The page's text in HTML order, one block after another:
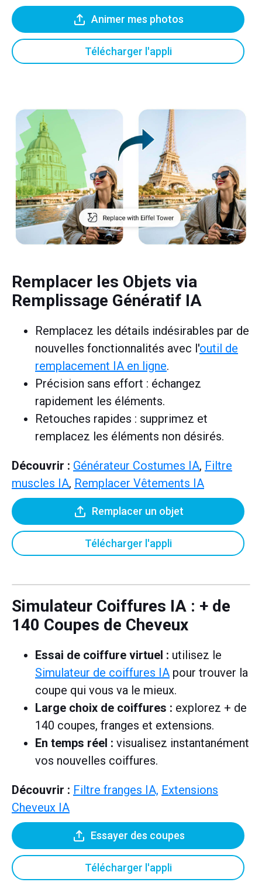
Animer mes photos
Télécharger l'appli
Remplacer les Objets via
Remplissage Génératif IA
Remplacez les détails indésirables par de
nouvelles fonctionnalités avec l'outil de
remplacement IA en ligne.
Précision sans effort : échangez
rapidement les éléments.
Retouches rapides : supprimez et
remplacez les éléments non désirés.
Découvrir : Générateur Costumes IA, Filtre
muscles IA, Remplacer Vêtements IA
Remplacer un objet
Télécharger l'appli
Simulateur Coiffures IA : + de
140 Coupes de Cheveux
Essai de coiffure virtuel : utilisez le
Simulateur de coiffures IA pour trouver la
coupe qui vous va le mieux.
Large choix de coiffures : explorez + de
140 coupes, franges et extensions.
En temps réel : visualisez instantanément
vos nouvelles coiffures.
Découvrir : Filtre franges IA, Extensions
Cheveux IA
Essayer des coupes
Télécharger l'appli